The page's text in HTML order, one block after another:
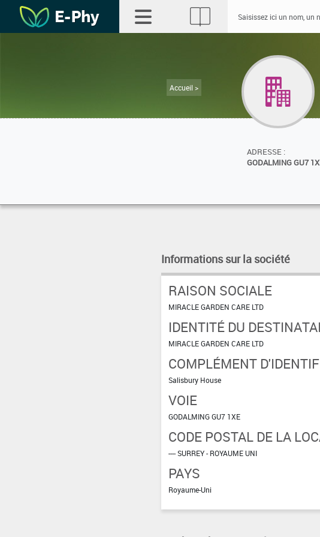
Accueil >
ADRESSE :
GODALMING GU7
Informations sur la société
RAISON SOCIALE
MIRACLE GARDEN CARE LTD
IDENTITÉ DU
MIRACLE GARDEN CARE LTD
COMPLÉMENT
Salisbury House
VOIE
GODALMING GU7 1XE
CODE POSTAL DE LA
---- SURREY - ROYAUME UNI
PAYS
Royaume-Uni